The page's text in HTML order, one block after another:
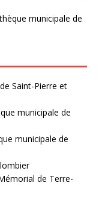
municipale de
Saint-Pierre et
municipale de
municipale de
de Terre-